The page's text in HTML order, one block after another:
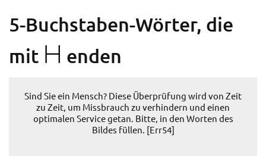
5-Buchstaben-Wörter, die
mit H enden
Sind Sie ein Mensch? Diese Überprüfung wird von Zeit
zu Zeit, um Missbrauch zu verhindern und einen
optimalen Service getan. Bitte, in den Worten des
Bildes füllen. [Err54]